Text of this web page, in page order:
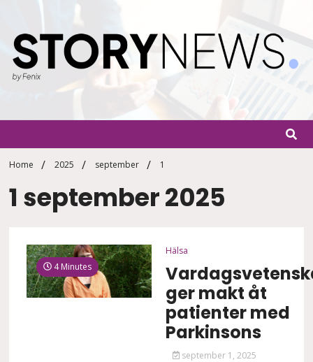
Home 2025 september 1
1 september 2025
4 Minutes
Hälsa
ger makt åt
patienter med
Parkinsons
september 1, 2025